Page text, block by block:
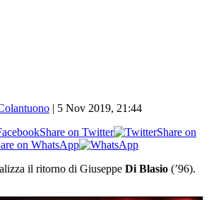
| 5 Nov 2019, 21:44
Share on Twitter
Share on
on WhatsApp
il ritorno di Giuseppe Di Blasio (’96).